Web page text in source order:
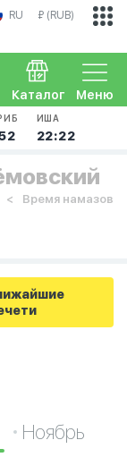
RU ₽ (RUB)
Меню
Каталог
ИША
22:22
Время намазов
Ноябрь